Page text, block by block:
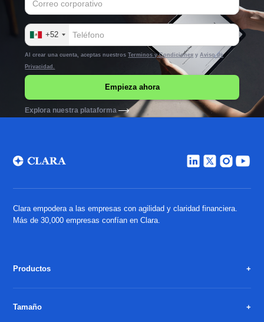
+52
Al crear una cuenta, aceptas nuestrosTerminos y CondicionesyAviso de
Privacidad.
Explora nuestra plataforma
Clara empodera a las empresas con agilidad y claridad financiera.
Más de 30,000 empresas confían en Clara.
Productos
Tamaño